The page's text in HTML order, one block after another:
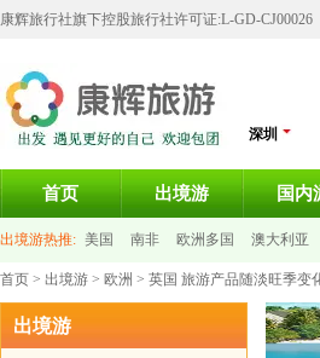
康辉旅行社旗下控股旅行社许可证:L-GD-CJ00026
深圳
首页 出境游 国内
出境游热推: 美国 南非 欧洲多国 澳大利亚
巴厘岛 马尔代夫
首页 > 出境游 > 欧洲 > 英国 旅游产品随淡旺季变
出境游